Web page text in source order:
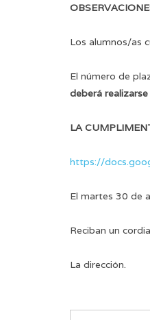
Los alumnos/as
El número de
deberá realizarse
LA
https://
El martes 30 de
Reciban un
La dirección.